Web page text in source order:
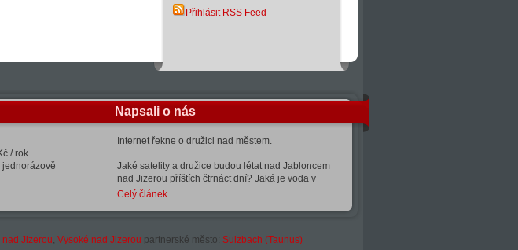
Přihlásit RSS Feed
/ rok
jednorázově
Napsali o nás
Internet řekne o družici nad městem.
Jaké satelity a družice budou létat nad Jabloncem
nad Jizerou příštích čtrnáct dní? Jaká je voda v
Celý článek...
nad Jizerou, Vysoké nad Jizerou partnerské město: Sulzbach (Taunus)